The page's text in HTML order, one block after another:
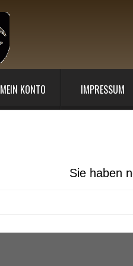
MEIN KONTO IMPRESSUM
Sie haben